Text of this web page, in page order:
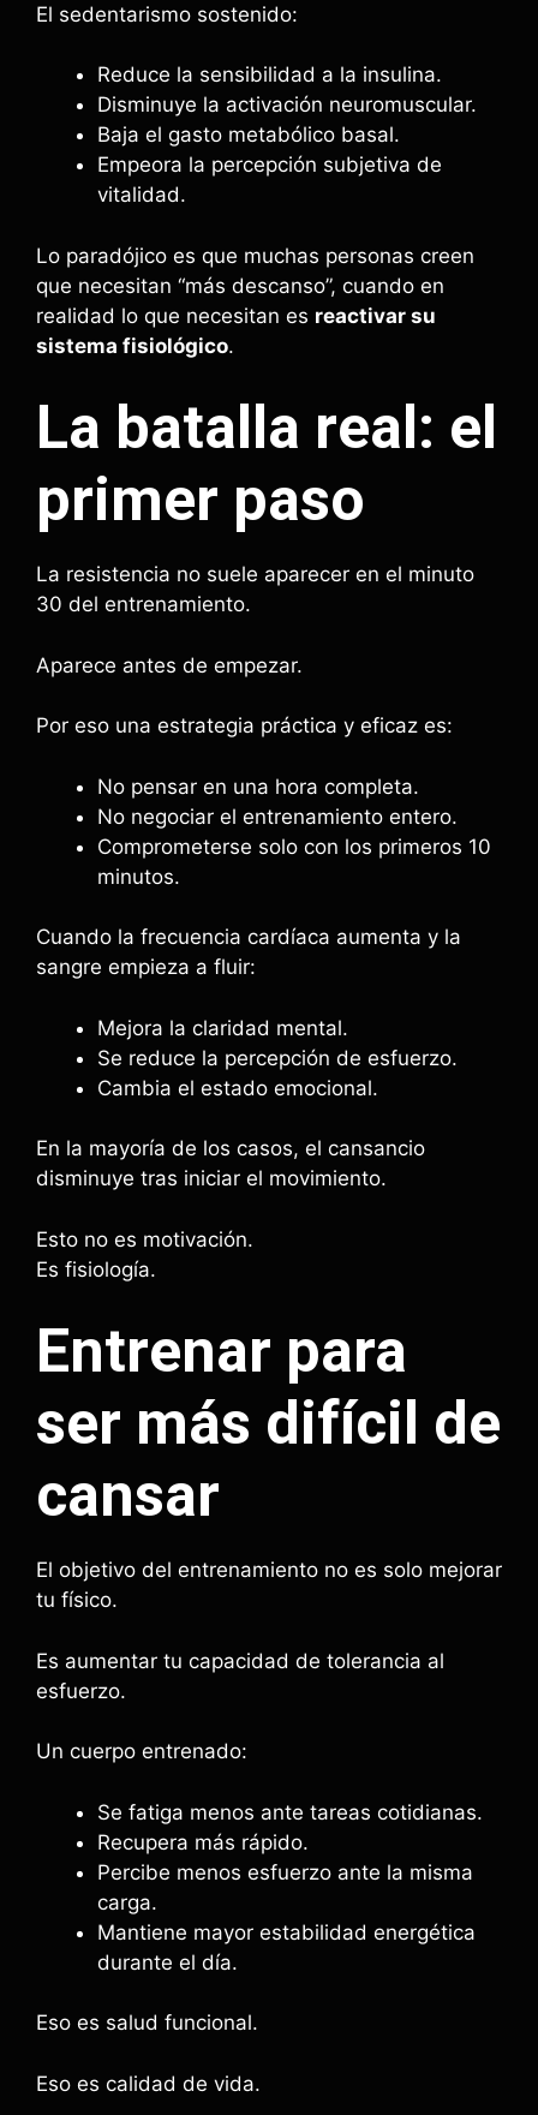
El sedentarismo sostenido:
Reduce la sensibilidad a la insulina.
Disminuye la activación neuromuscular.
Baja el gasto metabólico basal.
Empeora la percepción subjetiva de
vitalidad.
Lo paradójico es que muchas personas creen
que necesitan “más descanso”, cuando en
realidad lo que necesitan es reactivar su
sistema fisiológico.
La batalla real: el
primer paso
La resistencia no suele aparecer en el minuto
30 del entrenamiento.
Aparece antes de empezar.
Por eso una estrategia práctica y eficaz es:
No pensar en una hora completa.
No negociar el entrenamiento entero.
Comprometerse solo con los primeros 10
minutos.
Cuando la frecuencia cardíaca aumenta y la
sangre empieza a fluir:
Mejora la claridad mental.
Se reduce la percepción de esfuerzo.
Cambia el estado emocional.
En la mayoría de los casos, el cansancio
disminuye tras iniciar el movimiento.
Esto no es motivación.
Es fisiología.
Entrenar para
ser más difícil de
cansar
El objetivo del entrenamiento no es solo mejorar
tu físico.
Es aumentar tu capacidad de tolerancia al
esfuerzo.
Un cuerpo entrenado:
Se fatiga menos ante tareas cotidianas.
Recupera más rápido.
Percibe menos esfuerzo ante la misma
carga.
Mantiene mayor estabilidad energética
durante el día.
Eso es salud funcional.
Eso es calidad de vida.